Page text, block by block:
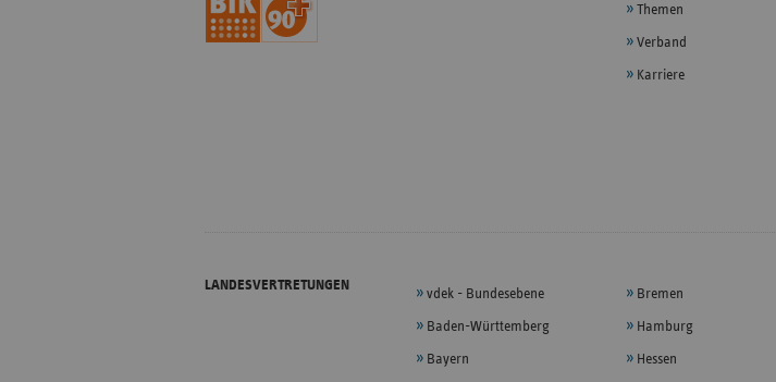
Themen
Verband
Karriere
LANDESVERTRETUNGEN
vdek - Bundesebene
Baden-Württemberg
Bayern
Bremen
Hamburg
Hessen